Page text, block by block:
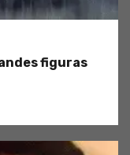
figuras